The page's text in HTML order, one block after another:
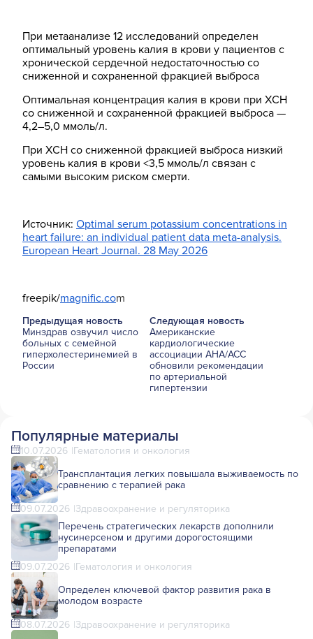
При метаанализе 12 исследований определен
оптимальный уровень калия в крови у пациентов с
хронической сердечной недостаточностью со
сниженной и сохраненной фракцией выброса
Оптимальная концентрация калия в крови при ХСН
со сниженной и сохраненной фракцией выброса —
4,2–5,0 ммоль/л.
При ХСН со сниженной фракцией выброса низкий
уровень калия в крови <3,5 ммоль/л связан с
самыми высоким риском смерти.
Источник: Optimal serum potassium concentrations in
heart failure: an individual patient data meta-analysis.
European Heart Journal. 28 May 2026
freepik/magnific.com
Предыдущая новость
Минздрав озвучил число
больных с семейной
гиперхолестеринемией в
России
Следующая новость
Американские
кардиологические
ассоциации AHA/ACC
обновили рекомендации
по артериальной
гипертензии
Популярные материалы
10.07.2026 Гематология и онкология
Трансплантация легких повышала выживаемость по
сравнению с терапией рака
09.07.2026 Здравоохранение и регуляторика
Перечень стратегических лекарств дополнили
нусинерсеном и другими дорогостоящими
препаратами
09.07.2026 Гематология и онкология
Определен ключевой фактор развития рака в
молодом возрасте
08.07.2026 Здравоохранение и регуляторика